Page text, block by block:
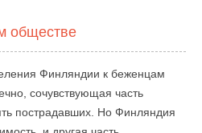
обществе
Финляндии к беженцам
сочувствующая часть
пострадавших. Но Финляндия